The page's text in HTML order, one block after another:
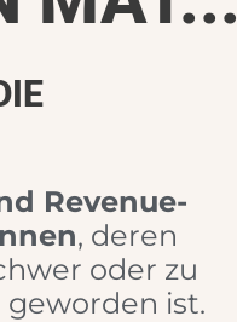
Revenue-
, deren
oder zu
ist.